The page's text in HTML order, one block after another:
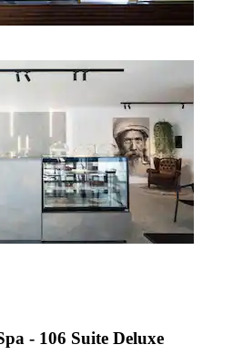
- 106 Suite Deluxe